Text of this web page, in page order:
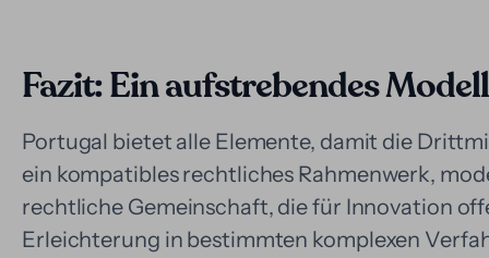
Fazit: Ein aufstrebendes
Portugal bietet alle Elemente, damit die
ein kompatibles rechtliches Rahmenwerk,
rechtliche Gemeinschaft, die für Innovation
Erleichterung in bestimmten komplexen